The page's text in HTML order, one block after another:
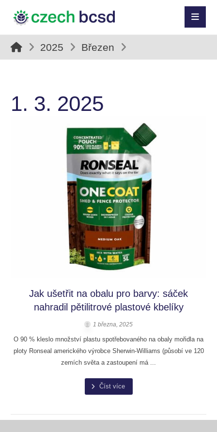
2025 Březen
1. 3. 2025
Jak ušetřit na obalu pro barvy: sáček
nahradil pětilitrové plastové kbelíky
1 března, 2025
O 90 % kleslo množství plastu spotřebovaného na obaly mořidla na
ploty Ronseal amerického výrobce Sherwin-Williams (působí ve 120
zemích světa a zastoupení má ...
Číst více